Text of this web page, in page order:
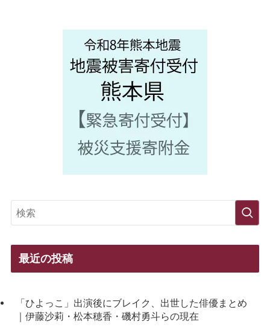
最近の投稿
「ひよっこ」出演後にブレイク、出世した俳優まとめ
｜伊藤沙莉・松本穂香・磯村勇斗らの現在